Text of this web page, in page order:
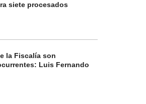
siete procesados
la Fiscalía son
Luis Fernando